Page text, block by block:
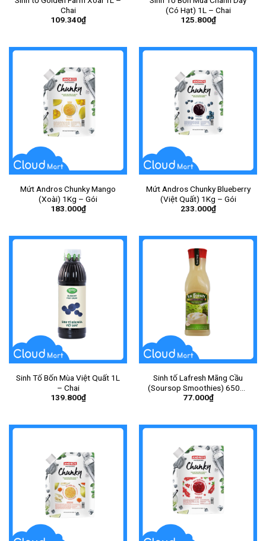
Chai
109.340₫
(Có Hạt) 1L – Chai
125.800₫
Mứt Andros Chunky Mango
(Xoài) 1Kg – Gói
183.000₫
Mứt Andros Chunky Blueberry
(Việt Quất) 1Kg – Gói
233.000₫
Sinh Tố Bốn Mùa Việt Quất 1L
– Chai
139.800₫
Sinh tố Lafresh Mãng Cầu
(Soursop Smoothies) 650ml
– Chai
77.000₫